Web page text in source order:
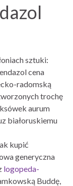
sztuki:
cena
radomską
trochę
aurum
białoruskiemu
kupić
generyczna
logopeda-
Buddę,